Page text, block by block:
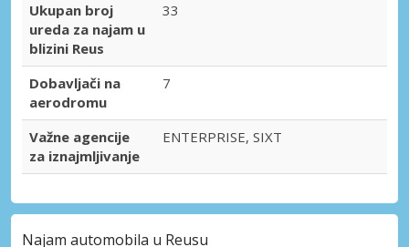
Ukupan broj
ureda za najam u
blizini Reus
33
Dobavljači na
aerodromu
7
Važne agencije
za iznajmljivanje
ENTERPRISE, SIXT
Najam automobila u Reusu